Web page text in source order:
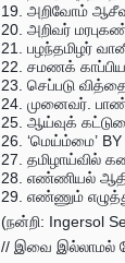
19. அறிவோம்
20. அறிவர்
21. பழந்தமிழர்
22. சமணக்
23. செப்படு
24. முனைவர்.
25. ஆய்வுக்
26. ‘மெய்ம்மை’
27. தமிழாய்வில்
28. எண்ணியல்
29. எண்ணும்
(நன்றி: Ingersol
// இவை இல்லாமல்